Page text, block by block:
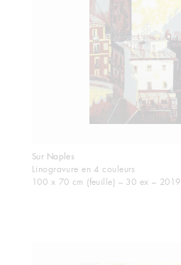
Sur Naples
Linogravure en 4 couleurs
100 x 70 cm (feuille) – 30 ex – 2019